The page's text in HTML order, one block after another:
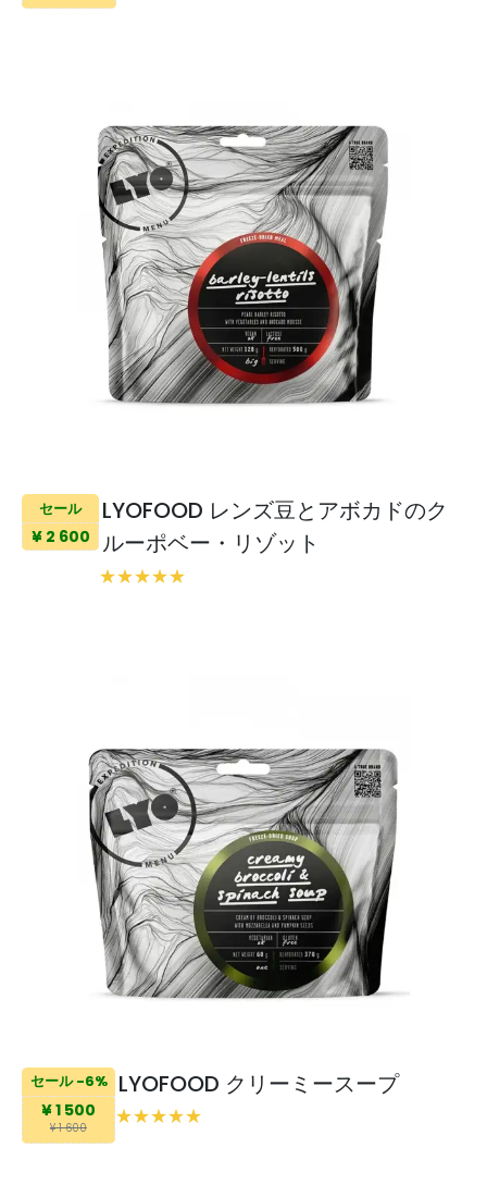
セール
¥ 2 600
LYOFOOD レンズ豆とアボカドのク
ルーポベー・リゾット
セール -6%
¥ 1 500
¥ 1 600
LYOFOOD クリーミースープ